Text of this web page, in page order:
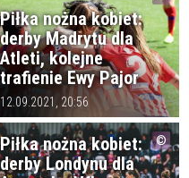
Piłka nożna kobiet:
derby Madrytu dla
Atleti, kolejne
trafienie Ewy Pajor
12.09.2021, 20:56
Piłka nożna kobiet:
derby Londynu dla